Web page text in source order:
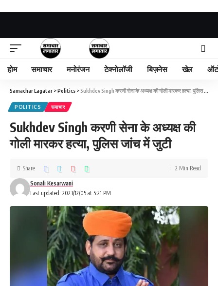
होम समाचार मनोरंजन टेक्नोलॉजी बिज़नेस खेल
Samachar Lagatar >Politics >Sukhdev Singh करणी सेना के अध्यक्ष की गोली मारकर हत्या, पुलिस जांच में जुटी
POLITICS समाचार
Sukhdev Singh करणी सेना के अध्यक्ष की
गोली मारकर हत्या, पुलिस जांच में जुटी
Last updated: 2023/12/05 at 5:21 PM
Sonali Kesarwani
Share 2 Min Read